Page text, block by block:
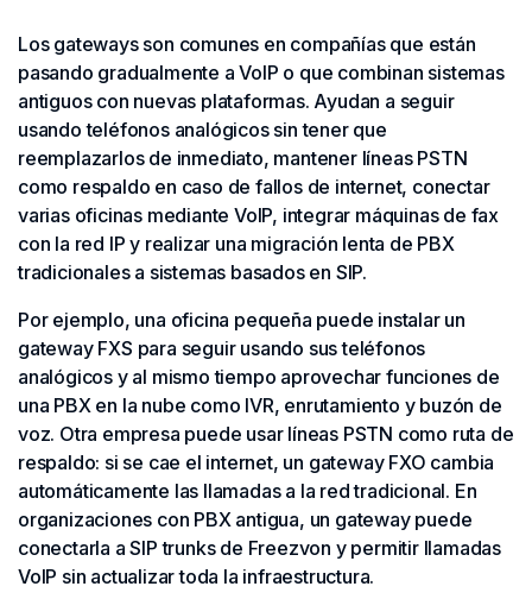
Los gateways son comunes en compañías que están
pasando gradualmente a VoIP o que combinan sistemas
antiguos con nuevas plataformas. Ayudan a seguir
usando teléfonos analógicos sin tener que
reemplazarlos de inmediato, mantener líneas PSTN
como respaldo en caso de fallos de internet, conectar
varias oficinas mediante VoIP, integrar máquinas de fax
con la red IP y realizar una migración lenta de PBX
tradicionales a sistemas basados en SIP.
Por ejemplo, una oficina pequeña puede instalar un
gateway FXS para seguir usando sus teléfonos
analógicos y al mismo tiempo aprovechar funciones de
una PBX en la nube como IVR, enrutamiento y buzón de
voz. Otra empresa puede usar líneas PSTN como ruta de
respaldo: si se cae el internet, un gateway FXO cambia
automáticamente las llamadas a la red tradicional. En
organizaciones con PBX antigua, un gateway puede
conectarla a SIP trunks de Freezvon y permitir llamadas
VoIP sin actualizar toda la infraestructura.